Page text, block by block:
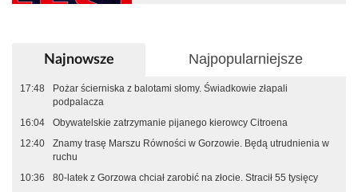
Najnowsze Najpopularniejsze
17:48
Pożar ścierniska z balotami słomy. Świadkowie złapali
podpalacza
16:04
Obywatelskie zatrzymanie pijanego kierowcy Citroena
12:40
Znamy trasę Marszu Równości w Gorzowie. Będą utrudnienia w
ruchu
10:36
80-latek z Gorzowa chciał zarobić na złocie. Stracił 55 tysięcy